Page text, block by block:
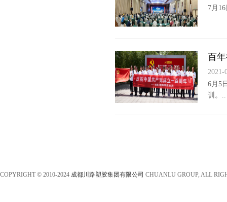
7月
百
2021-
6月5
训。..
COPYRIGHT © 2010-2024 成都川路塑胶集团有限公司 CHUANLU GROUP, ALL